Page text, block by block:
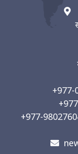
+977-
+977-